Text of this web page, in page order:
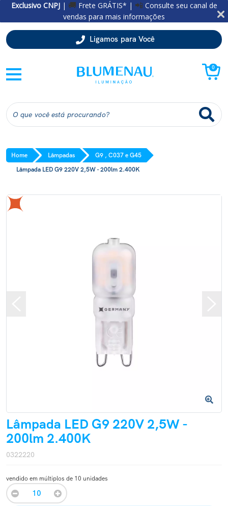
Exclusivo CNPJ | 🚚 Frete GRÁTIS* | 📲 Consulte seu canal de
vendas para mais informações
Ligamos para Você
0
Home Lâmpadas
G9 , C037 e G45
Lâmpada LED G9 220V 2,5W - 200lm 2.400K
Lâmpada LED G9 220V 2,5W -
200lm 2.400K
0322220
vendido em múltiplos de 10 unidades